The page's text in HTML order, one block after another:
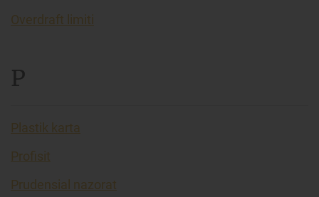
Overdraft limiti
P
Plastik karta
Profisit
Prudensial nazorat